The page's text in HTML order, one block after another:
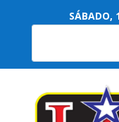
SÁBADO,